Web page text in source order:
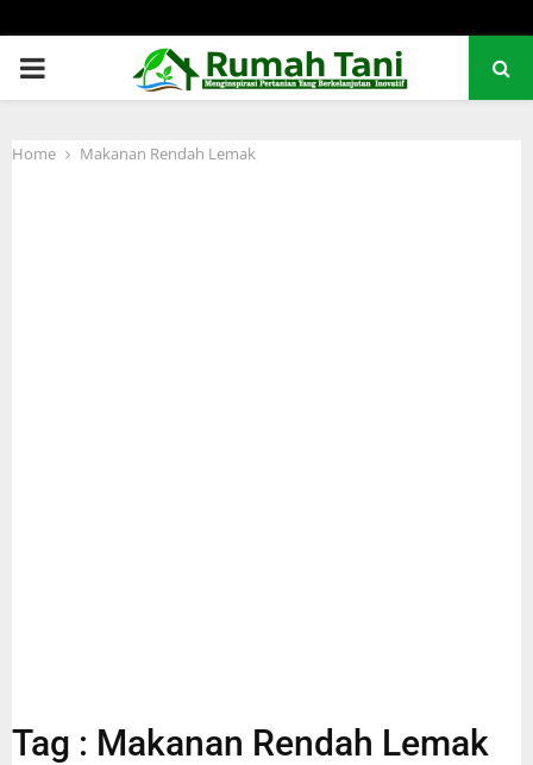
PRIMARY
Home Makanan Rendah Lemak
Tag : Makanan Rendah Lemak